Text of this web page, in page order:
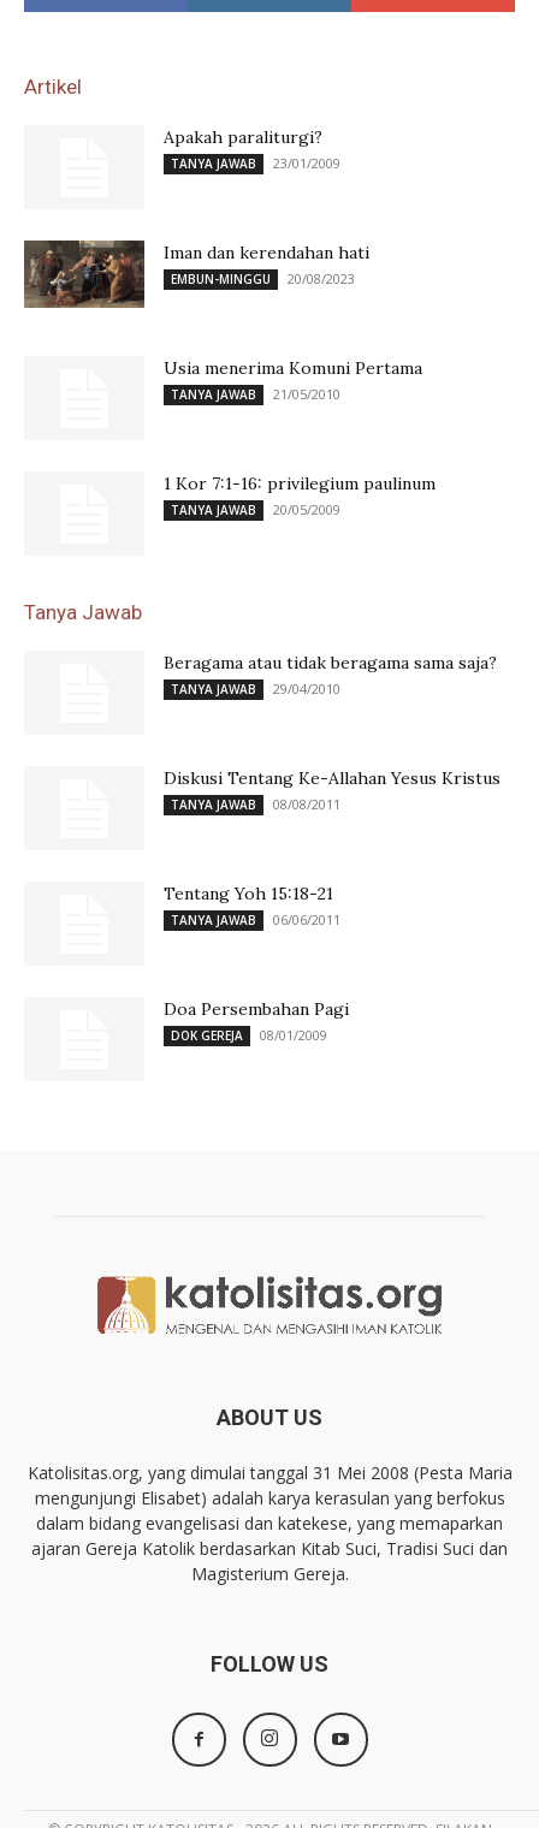
Artikel
Apakah paraliturgi?
TANYA JAWAB 23/01/2009
Iman dan kerendahan hati
EMBUN-MINGGU 20/08/2023
Usia menerima Komuni Pertama
TANYA JAWAB 21/05/2010
1 Kor 7:1-16: privilegium paulinum
TANYA JAWAB 20/05/2009
Tanya Jawab
Beragama atau tidak beragama sama saja?
TANYA JAWAB 29/04/2010
Diskusi Tentang Ke-Allahan Yesus Kristus
TANYA JAWAB 08/08/2011
Tentang Yoh 15:18-21
TANYA JAWAB 06/06/2011
Doa Persembahan Pagi
DOK GEREJA 08/01/2009
ABOUT US
Katolisitas.org, yang dimulai tanggal 31 Mei 2008 (Pesta Maria
mengunjungi Elisabet) adalah karya kerasulan yang berfokus
dalam bidang evangelisasi dan katekese, yang memaparkan
ajaran Gereja Katolik berdasarkan Kitab Suci, Tradisi Suci dan
Magisterium Gereja.
FOLLOW US